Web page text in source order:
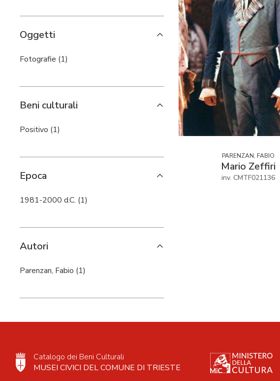
Oggetti
Fotografie (1)
Beni culturali
Positivo (1)
Epoca
1981-2000 d.C. (1)
Autori
Parenzan, Fabio (1)
PARENZAN, FABIO
Mario Zeffiri
inv. CMTF021136
Catalogo dei Beni Culturali
MUSEI CIVICI DEL COMUNE DI TRIESTE